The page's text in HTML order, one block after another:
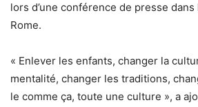
lors d’une conférence de presse dans
Rome.
« Enlever les enfants, changer la
mentalité, changer les traditions,
le comme ça, toute une culture », a